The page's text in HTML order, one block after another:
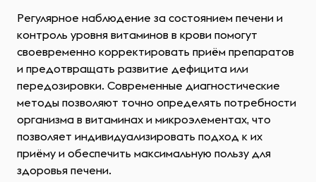
Регулярное наблюдение за состоянием печени и
контроль уровня витаминов в крови помогут
своевременно корректировать приём препаратов
и предотвращать развитие дефицита или
передозировки. Современные диагностические
методы позволяют точно определять потребности
организма в витаминах и микроэлементах, что
позволяет индивидуализировать подход к их
приёму и обеспечить максимальную пользу для
здоровья печени.